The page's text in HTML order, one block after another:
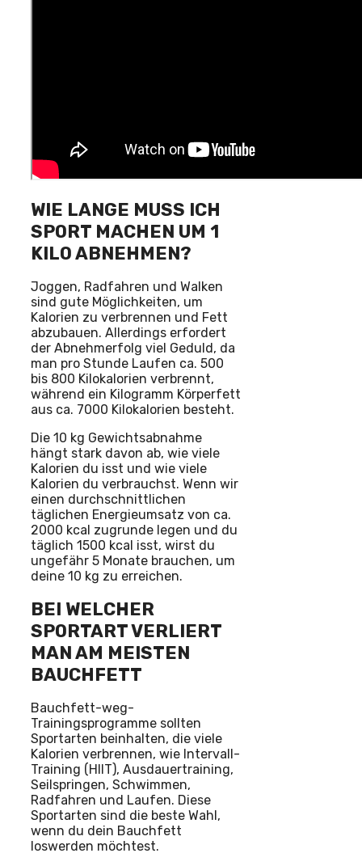
WIE LANGE MUSS ICH
SPORT MACHEN UM 1
KILO ABNEHMEN?
Joggen, Radfahren und Walken
sind gute Möglichkeiten, um
Kalorien zu verbrennen und Fett
abzubauen. Allerdings erfordert
der Abnehmerfolg viel Geduld, da
man pro Stunde Laufen ca. 500
bis 800 Kilokalorien verbrennt,
während ein Kilogramm Körperfett
aus ca. 7000 Kilokalorien besteht.
Die 10 kg Gewichtsabnahme
hängt stark davon ab, wie viele
Kalorien du isst und wie viele
Kalorien du verbrauchst. Wenn wir
einen durchschnittlichen
täglichen Energieumsatz von ca.
2000 kcal zugrunde legen und du
täglich 1500 kcal isst, wirst du
ungefähr 5 Monate brauchen, um
deine 10 kg zu erreichen.
BEI WELCHER
SPORTART VERLIERT
MAN AM MEISTEN
BAUCHFETT
Bauchfett-weg-
Trainingsprogramme sollten
Sportarten beinhalten, die viele
Kalorien verbrennen, wie Intervall-
Training (HIIT), Ausdauertraining,
Seilspringen, Schwimmen,
Radfahren und Laufen. Diese
Sportarten sind die beste Wahl,
wenn du dein Bauchfett
loswerden möchtest.